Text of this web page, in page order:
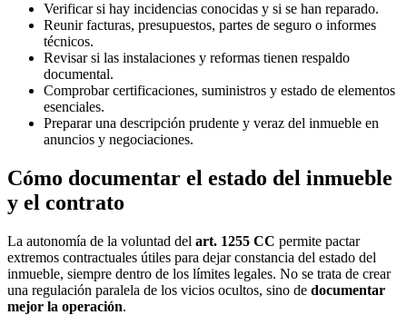
Verificar si hay incidencias conocidas y si se han reparado.
Reunir facturas, presupuestos, partes de seguro o informes
técnicos.
Revisar si las instalaciones y reformas tienen respaldo
documental.
Comprobar certificaciones, suministros y estado de elementos
esenciales.
Preparar una descripción prudente y veraz del inmueble en
anuncios y negociaciones.
Cómo documentar el estado del inmueble
y el contrato
La autonomía de la voluntad del art. 1255 CC permite pactar
extremos contractuales útiles para dejar constancia del estado del
inmueble, siempre dentro de los límites legales. No se trata de crear
una regulación paralela de los vicios ocultos, sino de documentar
mejor la operación.